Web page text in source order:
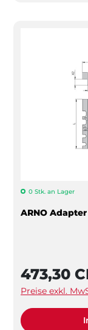
0 Stk. an Lager
ARNO Adapter
473,30
Preise exkl.